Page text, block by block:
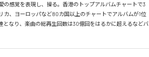
感覚を表現し、操る。香港のトップアルバムチャートで3
、ヨーロッパなど80カ国以上のチャートでアルバムが1位
なり、楽曲の総再生回数は30億回をはるかに超えるなどバ